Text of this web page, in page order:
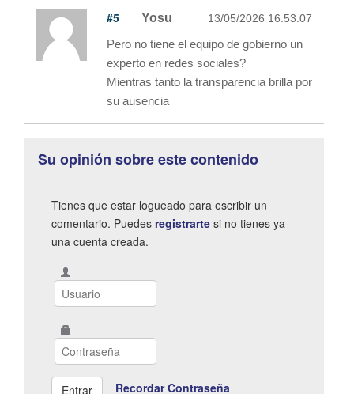
#5 Yosu 13/05/2026 16:53:07
Pero no tiene el equipo de gobierno un
experto en redes sociales?
Mientras tanto la transparencia brilla por
su ausencia
Su opinión sobre este contenido
Tienes que estar logueado para escribir un
comentario. Puedes registrarte si no tienes ya
una cuenta creada.
Recordar Contraseña